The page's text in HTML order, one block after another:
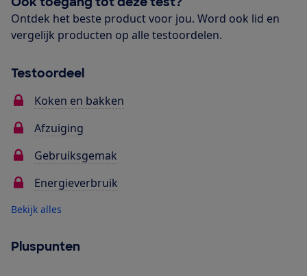
Ontdek het beste product voor jou. Word ook lid en
vergelijk producten op alle testoordelen.
Testoordeel
Koken en bakken
Afzuiging
Gebruiksgemak
Energieverbruik
Bekijk alles
Pluspunten